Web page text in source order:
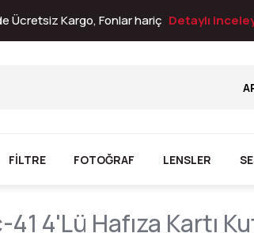
Ücretsiz Kargo, Fonlar hariç Detaylı
FİLTRE FOTOĞRAF LENSLER
4'lü Hafıza Kartı